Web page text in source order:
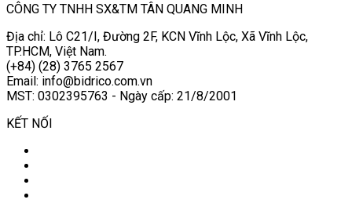
CÔNG TY TNHH SX&TM TÂN QUANG MINH
Địa chỉ: Lô C21/I, Đường 2F, KCN Vĩnh Lộc, Xã Vĩnh Lộc,
TP.HCM, Việt Nam.
(+84) (28) 3765 2567
Email: info@bidrico.com.vn
MST: 0302395763 - Ngày cấp: 21/8/2001
KẾT NỐI